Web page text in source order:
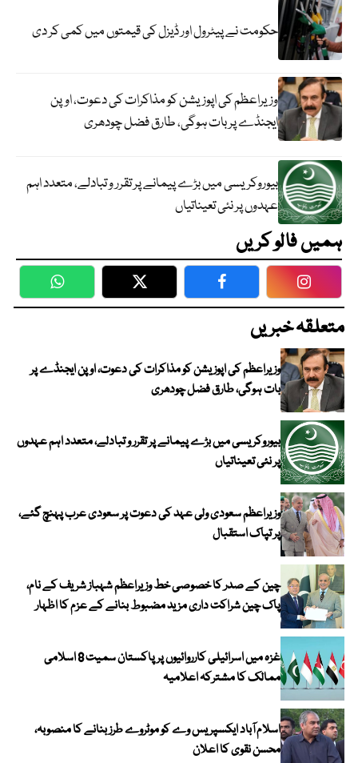
حکومت نے پیٹرول اور ڈیزل کی قیمتوں میں کمی کر دی
وزیراعظم کی اپوزیشن کو مذاکرات کی دعوت، اوپن
ایجنڈے پر بات ہوگی، طارق فضل چودھری
بیوروکریسی میں بڑے پیمانے پر تقرر و تبادلے، متعدد اہم
عہدوں پر نئی تعیناتیاں
ہمیں فالو کریں
WhatsApp Twitter Facebook
متعلقہ خبریں
وزیراعظم کی اپوزیشن کو مذاکرات کی دعوت، اوپن ایجنڈے پر
بات ہوگی، طارق فضل چودھری
بیوروکریسی میں بڑے پیمانے پر تقرر و تبادلے، متعدد اہم عہدوں
پر نئی تعیناتیاں
وزیراعظم سعودی ولی عہد کی دعوت پر سعودی عرب پہنچ گئے،
پر تپاک استقبال
چین کے صدر کا خصوصی خط وزیراعظم شہباز شریف کے نام،
پاک چین شراکت داری مزید مضبوط بنانے کے عزم کا اظہار
غزہ میں اسرائیلی کارروائیوں پر پاکستان سمیت 8 اسلامی
ممالک کا مشترکہ اعلامیہ
اسلام آباد ایکسپریس وے کو موٹروے طرز بنانے کا منصوبہ،
محسن نقوی کا اعلان